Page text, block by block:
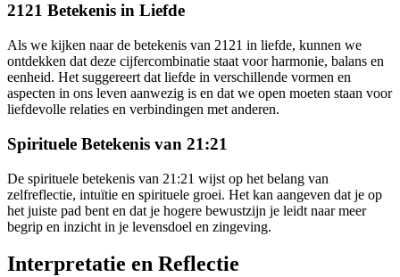
2121 Betekenis in Liefde
Als we kijken naar de betekenis van 2121 in liefde, kunnen we
ontdekken dat deze cijfercombinatie staat voor harmonie, balans en
eenheid. Het suggereert dat liefde in verschillende vormen en
aspecten in ons leven aanwezig is en dat we open moeten staan voor
liefdevolle relaties en verbindingen met anderen.
Spirituele Betekenis van 21:21
De spirituele betekenis van 21:21 wijst op het belang van
zelfreflectie, intuïtie en spirituele groei. Het kan aangeven dat je op
het juiste pad bent en dat je hogere bewustzijn je leidt naar meer
begrip en inzicht in je levensdoel en zingeving.
Interpretatie en Reflectie